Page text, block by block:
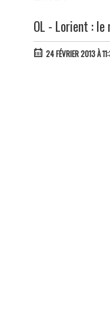
OL - Lorient :
24 FÉVRIER 2013 À